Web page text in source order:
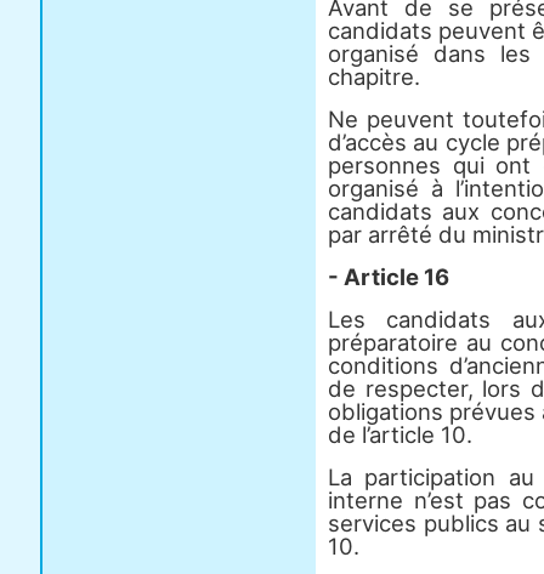
Avant de se
candidats peuvent
organisé dans
chapitre.
Ne peuvent
d’accès au cycle
personnes qui ont
organisé à
candidats aux
par arrêté du
- Article 16
Les candidats
préparatoire au
conditions
de respecter, lors
obligations prévues
de l’article 10.
La participation
interne n’est pas
services publics au
10.